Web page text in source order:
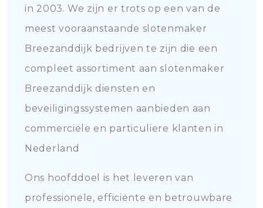
in 2003. We zijn er trots op een van de
meest vooraanstaande slotenmaker
Breezanddijk bedrijven te zijn die een
compleet assortiment aan slotenmaker
Breezanddijk diensten en
beveiligingssystemen aanbieden aan
commerciële en particuliere klanten in
Nederland
Ons hoofddoel is het leveren van
professionele, efficiënte en betrouwbare